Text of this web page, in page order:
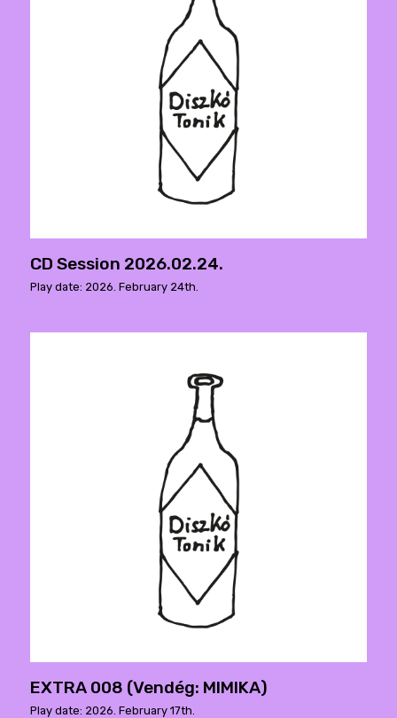
CD Session 2026.02.24.
Play date: 2026. February 24th.
EXTRA 008 (Vendég: MIMIKA)
Play date: 2026. February 17th.